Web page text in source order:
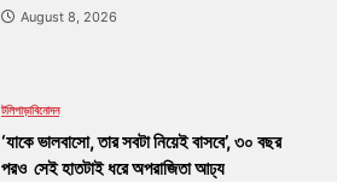
August 8, 2026
টলিপাড়াবিনোদন
‘যাকে ভালবাসো, তার সবটা নিয়েই বাসবে’, ৩০ বছর
পরও সেই হাতটাই ধরে অপরাজিতা আঢ্য